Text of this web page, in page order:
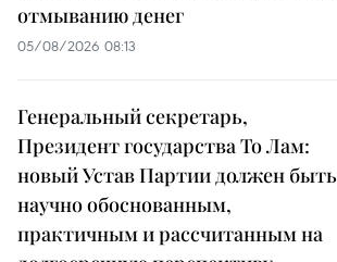
отмыванию денег
05/08/2026 08:13
Генеральный секретарь,
Президент государства То Лам:
новый Устав Партии должен быть
научно обоснованным,
практичным и рассчитанным на